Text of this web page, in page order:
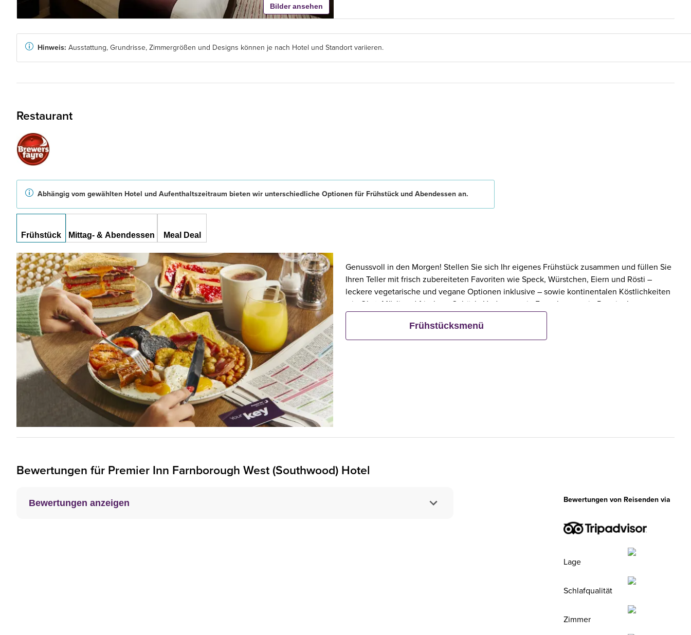
Bilder ansehen
Hinweis: Ausstattung, Grundrisse, Zimmergrößen und Designs können je nach Hotel und Standort variieren.
Restaurant
Abhängig vom gewählten Hotel und Aufenthaltszeitraum bieten wir unterschiedliche Optionen für Frühstück und Abendessen an.
Frühstück Mittag- & Abendessen Meal Deal
Genussvoll in den Morgen! Stellen Sie sich Ihr eigenes Frühstück zusammen und füllen Sie
Ihren Teller mit frisch zubereiteten Favoriten wie Speck, Würstchen, Eiern und Rösti –
leckere vegetarische und vegane Optionen inklusive – sowie kontinentalen Köstlichkeiten
wie Obst, Müsli und frischem Gebäck. Und wenn ein Erwachsener ein Premier Inn-
Frühstück bestellt, frühstücken bis zu zwei Kinder kostenlos mit.**
Frühstücksmenü
Bewertungen für Premier Inn Farnborough West (Southwood) Hotel
Bewertungen anzeigen Bewertungen von Reisenden via
Lage
Schlafqualität
Zimmer